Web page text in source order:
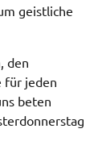
geistliche
den
für jeden
beten